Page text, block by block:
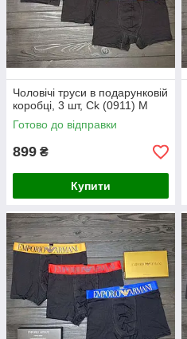
Чоловічі труси в подарунковій
коробці, 3 шт, Ck (0911) М
Готово до відправки
899 ₴
Купити